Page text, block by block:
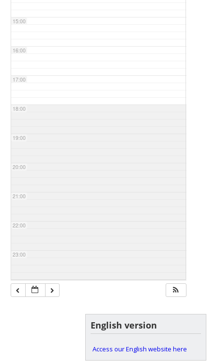
15:00
16:00
17:00
18:00
19:00
20:00
21:00
22:00
23:00
English version
Access our English website here